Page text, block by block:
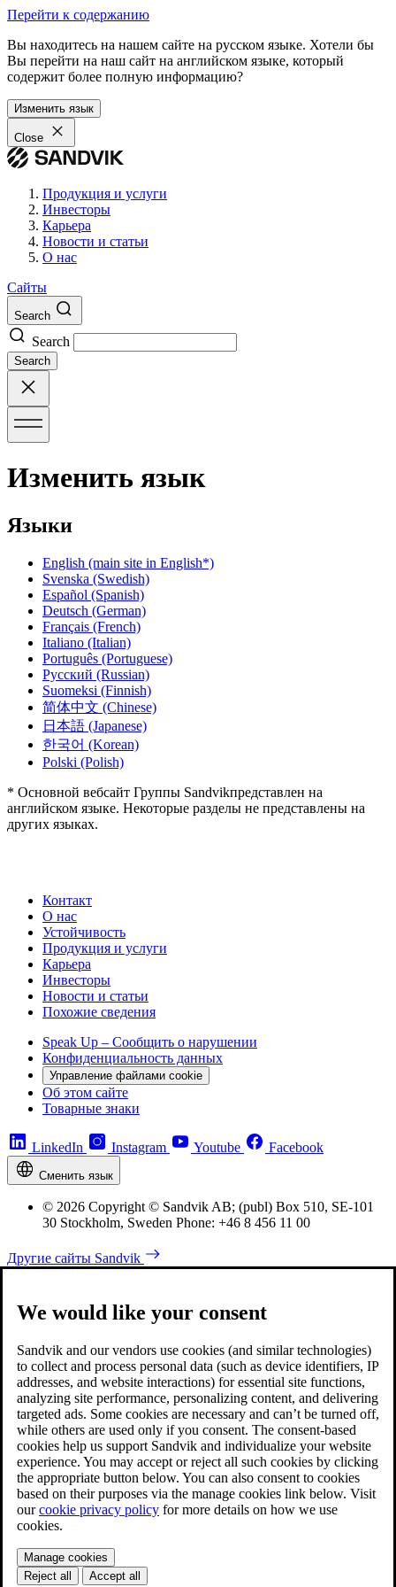
Перейти к содержанию
Вы находитесь на нашем сайте на русском языке. Хотели бы
Вы перейти на наш сайт на английском языке, который
содержит более полную информацию?
Изменить язык
Close
Продукция и услуги
Инвесторы
Карьера
Новости и статьи
О нас
Сайты
Search
Search
Search
Изменить язык
Языки
English (main site in English*)
Svenska (Swedish)
Español (Spanish)
Deutsch (German)
Français (French)
Italiano (Italian)
Português (Portuguese)
Русский (Russian)
Suomeksi (Finnish)
简体中文 (Chinese)
日本語 (Japanese)
한국어 (Korean)
Polski (Polish)
* Основной вебсайт Группы Sandvikпредставлен на
английском языке. Некоторые разделы не представлены на
других языках.
Контакт
О нас
Устойчивость
Продукция и услуги
Карьера
Инвесторы
Новости и статьи
Похожие сведения
Speak Up – Сообщить о нарушении
Конфиденциальность данных
Управление файлами cookie
Об этом сайте
Товарные знаки
LinkedIn Instagram Youtube Facebook
Сменить язык
© 2026 Copyright © Sandvik AB; (publ) Box 510, SE-101
30 Stockholm, Sweden Phone: +46 8 456 11 00
Другие сайты Sandvik
We would like your consent
Sandvik and our vendors use cookies (and similar technologies)
to collect and process personal data (such as device identifiers, IP
addresses, and website interactions) for essential site functions,
analyzing site performance, personalizing content, and delivering
targeted ads. Some cookies are necessary and can’t be turned off,
while others are used only if you consent. The consent-based
cookies help us support Sandvik and individualize your website
experience. You may accept or reject all such cookies by clicking
the appropriate button below. You can also consent to cookies
based on their purposes via the manage cookies link below. Visit
ourcookie privacy policy for more details on how we use
cookies.
Manage cookies
Reject all
Accept all